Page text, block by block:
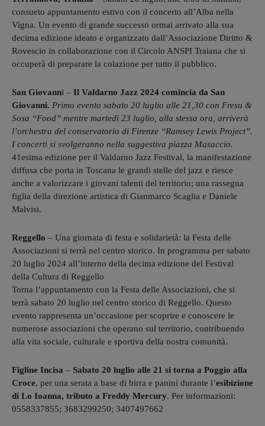
consueto appuntamento estivo con il concerto all’Alba nella
Vigna. Un evento di grande successo ormai arrivato alla sua
decima edizione ideato e organizzato dall’Associazione Diritto &
Rovescio in collaborazione con il Circolo ANSPI Traiana che si
occuperà di preparare la colazione per tutto il pubblico.
San Giovanni – Il Valdarno Jazz 2024 comincia da San
Giovanni. Primo evento sabato 20 luglio alle 21,30 con Fresu &
Sosa “Food” mentre martedì 23 luglio, alla stessa ora, arriverà
l’orchestra del conservatorio di Firenze “Ramsey Lewis Project”.
I concerti si svolgeranno nella suggestiva piazza Masaccio.
41esima edizione per il Valdarno Jazz Festival, la manifestazione
diffusa che porta in Toscana le grandi stelle del jazz e riesce
anche a valorizzare i giovani talenti del territorio; una rassegna
figlia della direzione artistica di Gianmarco Scaglia e Daniele
Malvisi.
Reggello – Una giornata di festa e solidarietà: la Festa delle
Associazioni si terrà nel centro storico. In programma per sabato
20 luglio 2024 all’interno della decima edizione del Festival
della Cultura di Reggello
Torna l’appuntamento con la Festa delle Associazioni, che si
terrà sabato 20 luglio nel centro storico di Reggello. Questo
evento rappresenta un’occasione per scoprire e conoscere le
numerose associazioni che operano sul territorio, contribuendo
alla vita sociale, culturale e sportiva della nostra comunità.
Figline Incisa – Sabato 20 luglio alle 21 si torna a Poggio alla
Croce, per una serata a base di birra e panini durante l’esibizione
di Lo Ioanna, tributo a Freddy Mercury. Per informazioni:
0558337855; 3683299250; 3407497662